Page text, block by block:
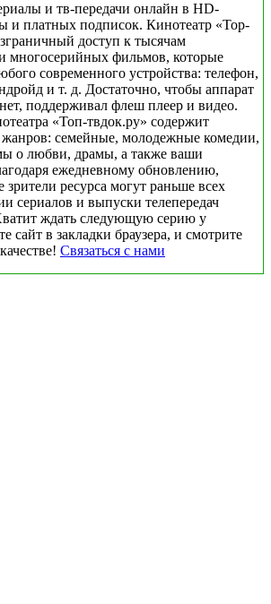
и тв-передачи онлайн в HD-
и платных подписок. Кинотеатр «Top-
доступ к тысячам
многосерийных фильмов, которые
современного устройства: телефон,
и т. д. Достаточно, чтобы аппарат
поддерживал флеш плеер и видео.
«Топ-твдок.ру» содержит
семейные, молодежные комедии,
о любви, драмы, а также ваши
ежедневному обновлению,
ресурса могут раньше всех
сериалов и выпуски телепередач
ждать следующую серию у
сайт в закладки браузера, и смотрите
Связаться с нами